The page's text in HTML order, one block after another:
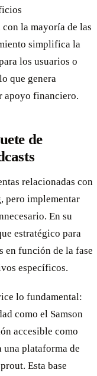
la mayoría de las
simplifica la
los usuarios o
que genera
apoyo financiero.
de
relacionadas con
pero implementar
En su
estratégico para
en función de la fase
específicos.
lo fundamental:
como el Samson
accesible como
plataforma de
Esta base